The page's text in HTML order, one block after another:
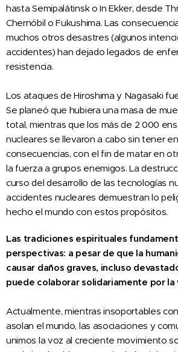
hasta Semipalátinsk o In Ekker, desde
Chernóbil o Fukushima. Las
muchos otros desastres (algunos
accidentes) han dejado legados de
resistencia.
Los ataques de Hiroshima y Nagasaki
Se planeó que hubiera una masa de
total, mientras que los más de 2 000
nucleares se llevaron a cabo sin tener
consecuencias, con el fin de matar en
la fuerza a grupos enemigos. La
curso del desarrollo de las tecnologías
accidentes nucleares demuestran lo
hecho el mundo con estos propósitos.
Las tradiciones espirituales
perspectivas: a pesar de que la
causar daños graves, incluso
puede colaborar solidariamente por la
Actualmente, mientras insoportables
asolan el mundo, las asociaciones y
unimos la voz al creciente movimiento